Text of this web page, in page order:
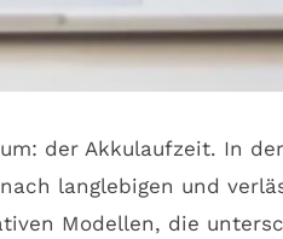
der Akkulaufzeit. In
langlebigen und
Modellen, die